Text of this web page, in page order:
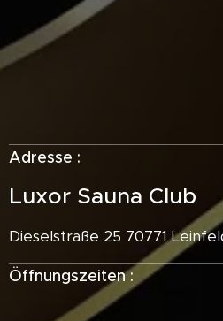
Adresse :
Luxor Sauna Club
Dieselstraße 25 70771
Öffnungszeiten :